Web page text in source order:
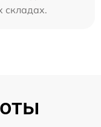
складах.